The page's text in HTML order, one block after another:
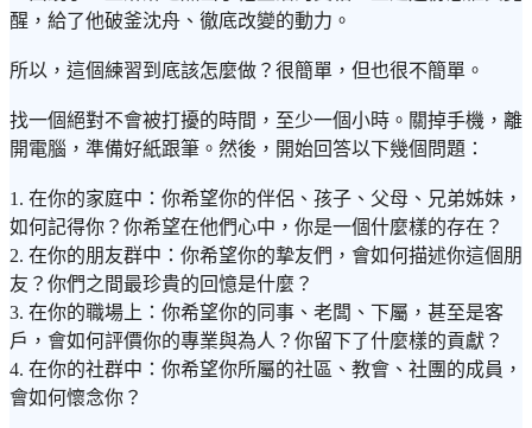
醒，給了他破釜沈舟、徹底改變的動力。
所以，這個練習到底該怎麼做？很簡單，但也很不簡單。
找一個絕對不會被打擾的時間，至少一個小時。關掉手機，離
開電腦，準備好紙跟筆。然後，開始回答以下幾個問題：
1. 在你的家庭中：你希望你的伴侶、孩子、父母、兄弟姊妹，
如何記得你？你希望在他們心中，你是一個什麼樣的存在？
2. 在你的朋友群中：你希望你的摯友們，會如何描述你這個朋
友？你們之間最珍貴的回憶是什麼？
3. 在你的職場上：你希望你的同事、老闆、下屬，甚至是客
戶，會如何評價你的專業與為人？你留下了什麼樣的貢獻？
4. 在你的社群中：你希望你所屬的社區、教會、社團的成員，
會如何懷念你？